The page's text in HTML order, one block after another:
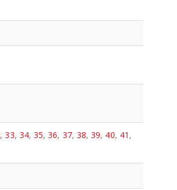
,33, 34,35,36, 37, 38,39, 40, 41 ,